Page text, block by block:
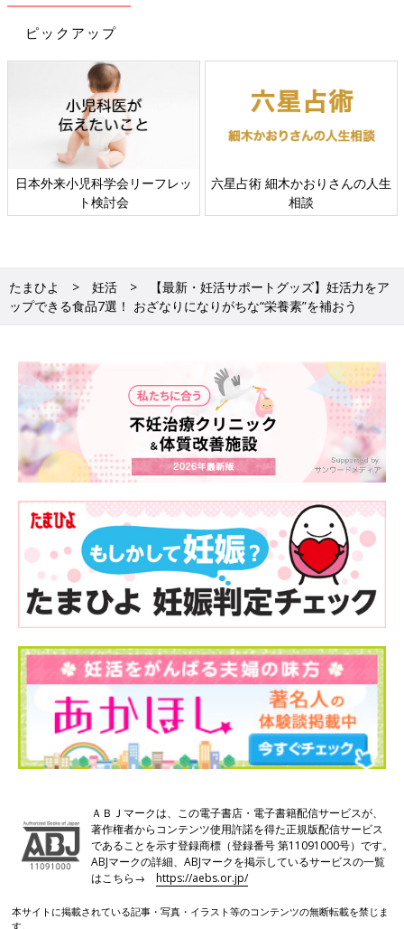
ピックアップ
りさんの人生
すべての赤ちゃんや家族にとっ
て、よりよい社会・環境となる
ことをめざしてさまざまな課題
赤ちゃんの肌ト
たまひよ 妊活
【最新・妊活サポートグッズ】妊活力をア
ップできる食品7選！ おざなりになりがちな“栄養素”を補おう
ＡＢＪマークは、この電子書店・電子書籍配信サービスが、
著作権者からコンテンツ使用許諾を得た正規版配信サービス
であることを示す登録商標（登録番号 第11091000号）です。
ABJマークの詳細、ABJマークを掲示しているサービスの一覧
はこちら→https://aebs.or.jp/
本サイトに掲載されている記事・写真・イラスト等のコンテンツの無断転載を禁じま
す。